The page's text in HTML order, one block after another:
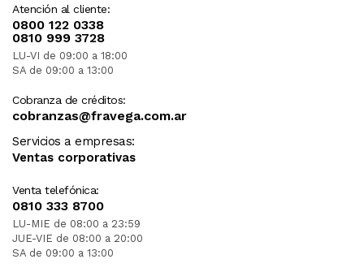
Atención al cliente:
0800 122 0338
0810 999 3728
LU-VI de 09:00 a 18:00
SA de 09:00 a 13:00
Cobranza de créditos:
cobranzas@fravega.com.ar
Servicios a empresas:
Ventas corporativas
Venta telefónica:
0810 333 8700
LU-MIE de 08:00 a 23:59
JUE-VIE de 08:00 a 20:00
SA de 09:00 a 13:00